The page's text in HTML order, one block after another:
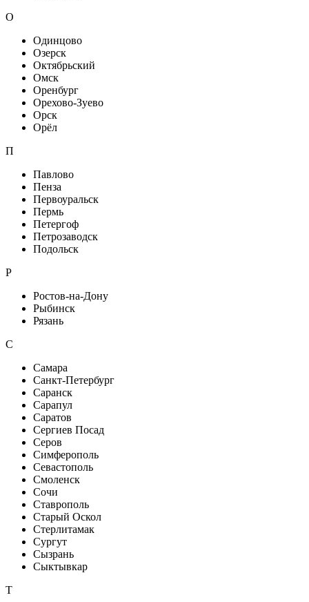
О
Одинцово
Озерск
Октябрьский
Омск
Оренбург
Орехово-Зуево
Орск
Орёл
П
Павлово
Пенза
Первоуральск
Пермь
Петергоф
Петрозаводск
Подольск
Р
Ростов-на-Дону
Рыбинск
Рязань
С
Самара
Санкт-Петербург
Саранск
Сарапул
Саратов
Сергиев Посад
Серов
Симферополь
Севастополь
Смоленск
Сочи
Ставрополь
Старый Оскол
Стерлитамак
Сургут
Сызрань
Сыктывкар
Т